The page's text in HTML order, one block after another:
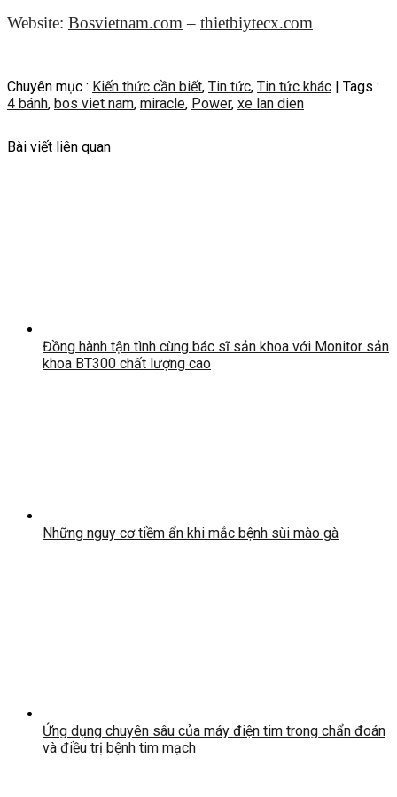
Website: Bosvietnam.com – thietbiytecx.com
Chuyên mục : Kiến thức cần biết, Tin tức, Tin tức khác | Tags :
4 bánh, bos viet nam, miracle, Power, xe lan dien
Bài viết liên quan
Đồng hành tận tình cùng bác sĩ sản khoa với Monitor sản
khoa BT300 chất lượng cao
Những nguy cơ tiềm ẩn khi mắc bệnh sùi mào gà
Ứng dụng chuyên sâu của máy điện tim trong chẩn đoán
và điều trị bệnh tim mạch